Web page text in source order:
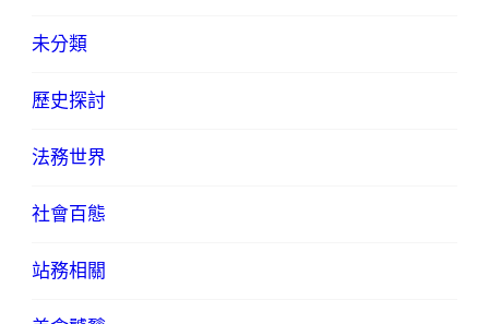
未分類
歷史探討
法務世界
社會百態
站務相關